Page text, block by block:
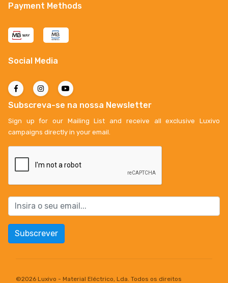
Payment Methods
Social Media
Subscreva-se na nossa Newsletter
Sign up for our Mailing List and receive all exclusive Luxivo
campaigns directly in your email.
Subscrever
©2026 Luxivo - Material Eléctrico, Lda. Todos os direitos